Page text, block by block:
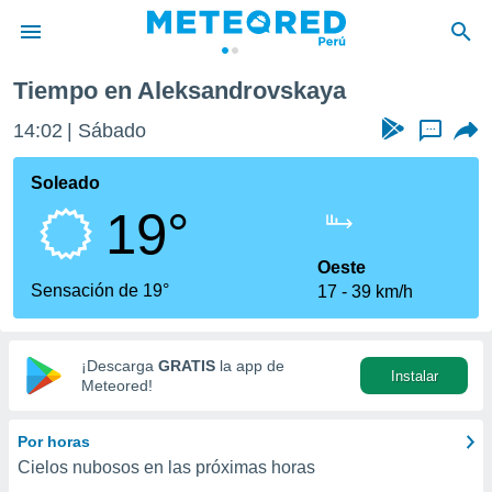
de
ha sido
calidad.
a este
las
y
digital
basada
Tiempo en Aleksandrovskaya
14:02 Sábado ...
Soleado
19°
Sensación de 19°
Oeste
17
39 km/h
¡Descarga GRATIS la app de
Meteored!
Instalar
Por horas
Cielos nubosos en las próximas horas